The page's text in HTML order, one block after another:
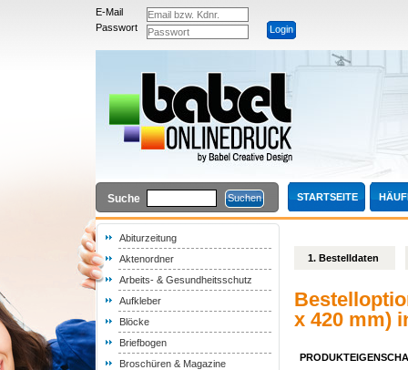
E-Mail
Passwort
Suche STARTSEITE
Abiturzeitung
Aktenordner
Arbeits- & Gesundheitsschutz
Aufkleber
Blöcke
Briefbogen
Broschüren & Magazine
1. Bestelldaten
x 420 mm)